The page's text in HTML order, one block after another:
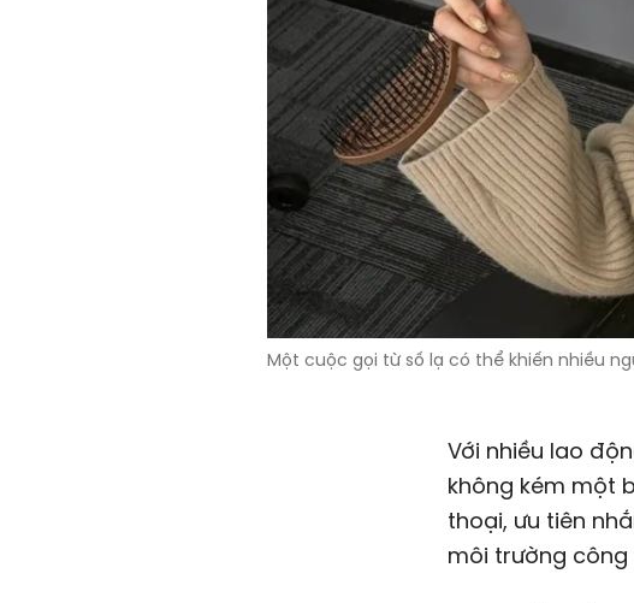
Một cuộc gọi từ số lạ có thể khiến nhiều
Với nhiều lao
không kém một
thoại, ưu tiên
môi trường công